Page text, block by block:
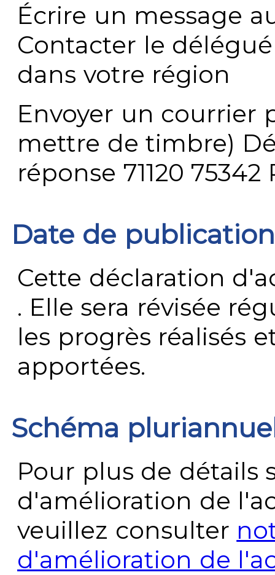
Écrire un message
Contacter le
dans votre région
Envoyer un courrier
mettre de timbre)
réponse 71120 75342
Date de publication
Cette déclaration
. Elle sera révisée
les progrès réalisés
apportées.
Schéma
Pour plus de détails
d'amélioration de
veuillez consulter
d'amélioration de